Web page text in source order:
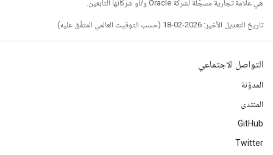
هي علامة تجارية مسجَّلة لشركة Oracle و/أو شركائها التابعين.
تاريخ التعديل الأخير: 2026-02-18 (حسب التوقيت العالمي المتفَّق عليه)
التواصل الاجتماعي
المدوّنة
المنتدى
GitHub
Twitter